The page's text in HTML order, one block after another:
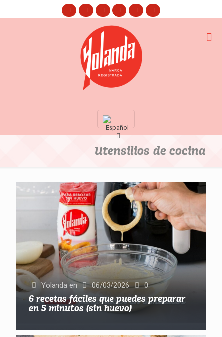
Utensilios de cocina
Yolanda en 06/03/2026 0
6 recetas fáciles que puedes preparar
en 5 minutos (sin huevo)